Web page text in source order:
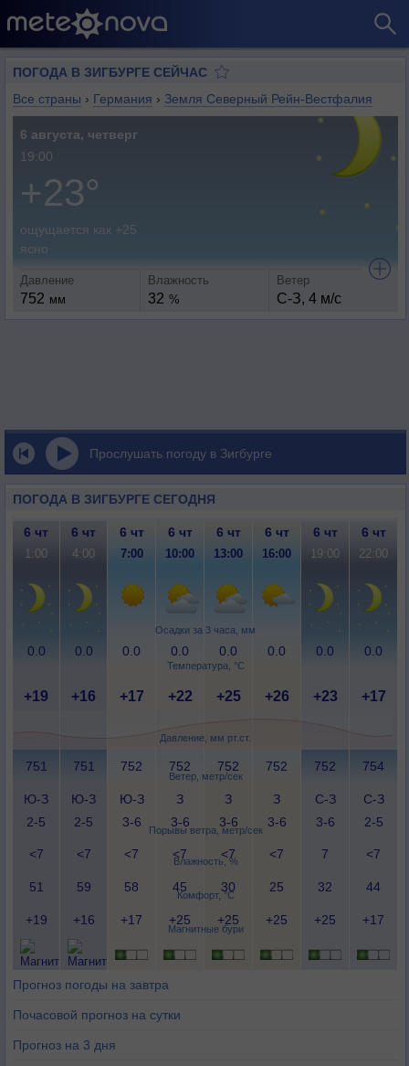
ПОГОДА В ЗИГБУРГЕ СЕЙЧАС
Все страны › Германия › Земля Северный Рейн-Вестфалия
6 августа, четверг
19:00
+23°
ощущается как +25
ясно
Давление
752 мм
Влажность
32 %
Ветер
С-З, 4 м/с
Прослушать погоду в Зигбурге
ПОГОДА В ЗИГБУРГЕ СЕГОДНЯ
Осадки за 3 часа, мм
Температура, °C
Давление, мм рт.ст.
Ветер, метр/сек
Порывы ветра, метр/сек
Влажность, %
Комфорт, °C
Магнитные бури
6 чт 6 чт 6 чт 6 чт 6 чт 6 чт 6 чт 6 чт
1:00 4:00 7:00 10:00 13:00 16:00 19:00 22:00
0.0 0.0 0.0 0.0 0.0 0.0 0.0 0.0
+19 +16 +17 +22 +25 +26 +23 +17
751 751 752 752 752 752 752 754
Ю-З
2-5
Ю-З
2-5
Ю-З
3-6
З
3-6
З
3-6
З
3-6
С-З
3-6
С-З
2-5
<7 <7 <7 <7 <7 <7 7 <7
51 59 58 45 30 25 32 44
+19 +16 +17 +25 +25 +25 +25 +17
Прогноз погоды на завтра
Почасовой прогноз на сутки
Прогноз на 3 дня